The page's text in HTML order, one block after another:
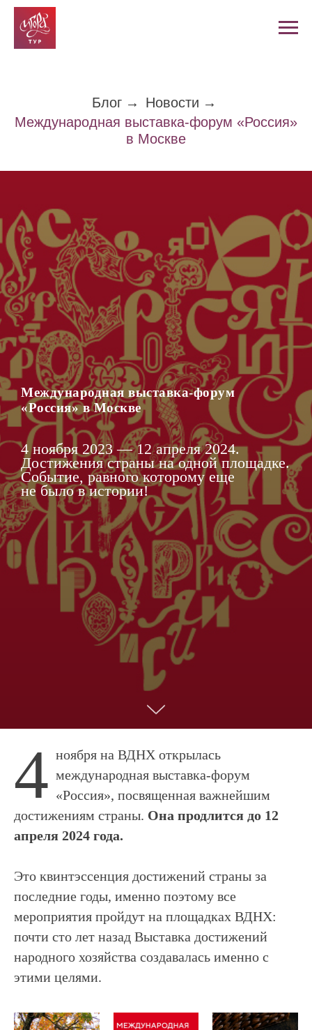
Блог → Новости →
Международная выставка-форум «Россия»
в Москве
Международная выставка-форум
«Россия» в Москве
4 ноября 2023 — 12 апреля 2024.
Достижения страны на одной площадке.
Событие, равного которому еще
не было в истории!
4 ноября на ВДНХ открылась
международная выставка-форум
«Россия», посвященная важнейшим
достижениям страны. Она продлится до 12
апреля 2024 года.
Это квинтэссенция достижений страны за
последние годы, именно поэтому все
мероприятия пройдут на площадках ВДНХ:
почти сто лет назад Выставка достижений
народного хозяйства создавалась именно с
этими целями.